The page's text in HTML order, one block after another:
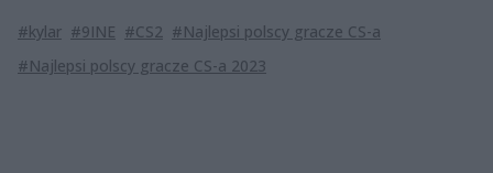
#kylar #9INE #CS2 #Najlepsi polscy gracze CS-a
#Najlepsi polscy gracze CS-a 2023